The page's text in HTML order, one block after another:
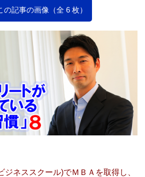
の記事の画像（全 6 枚）
ジネススクール)でＭＢＡを取得し、